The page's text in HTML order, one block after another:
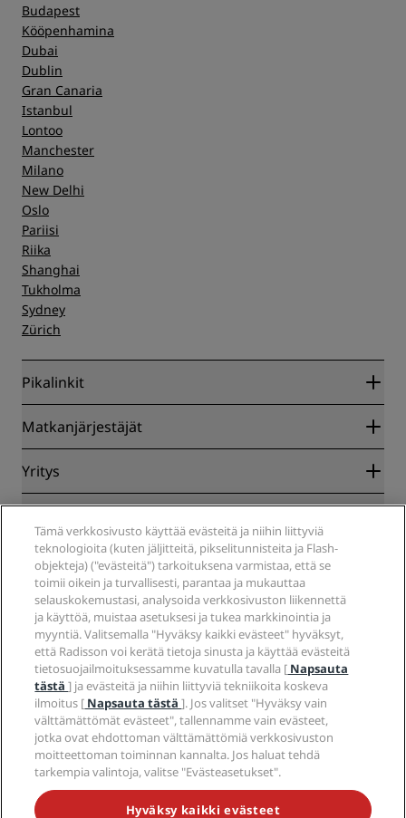
Budapest
Kööpenhamina
Dubai
Dublin
Gran Canaria
Istanbul
Lontoo
Manchester
Milano
New Delhi
Oslo
Pariisi
Riika
Shanghai
Tukholma
Sydney
Zürich
Pikalinkit
Radisson Rewards
Blog
Kohteet
Tulevat hotellit
Radisson Hotels -sovellus
Sports Approved -hotellit
Perheystävälliset hotellit
Terveys ja turvallisuus
Matkanjärjestäjät
Yhteistyökumppanit
Yritys
Radisson Hotel Group
Media
Työpaikat RHG
Työpaikat PPHE
Työpaikat EHL
The Club by RHG
Kehitysmahdollisuudet
Vastuullinen liiketoiminta
Hankinta
Tietosuojakeskus
Oikeudellinen huomautus
Radisson Rewards -ehdot
Sivuston käyttösopimus
Digitaalinen saavutettavuus
Nykyajan orjuutta koskeva lausunto
Ohje
Kuluttajailmoitukset
Ota yhteyttä
Usein kysytyt kysymykset
Sivustokartta
Sosiaalinen media
Radisson Hotels -brändit
ÄLÄ JÄÄ PAITSI PARHAISTA TARJOUKSISTAMME
Tämä verkkosivusto käyttää evästeitä ja niihin liittyviä
teknologioita (kuten jäljitteitä, pikselitunnisteita ja Flash-
objekteja) ("evästeitä") tarkoituksena varmistaa, että se
toimii oikein ja turvallisesti, parantaa ja mukauttaa
selauskokemustasi, analysoida verkkosivuston liikennettä
ja käyttöä, muistaa asetuksesi ja tukea markkinointia ja
myyntiä. Valitsemalla "Hyväksy kaikki evästeet" hyväksyt,
että Radisson voi kerätä tietoja sinusta ja käyttää evästeitä
tietosuojailmoituksessamme kuvatulla tavalla [ Napsauta
tästä] ja evästeitä ja niihin liittyviä tekniikoita koskeva
ilmoitus [ Napsauta tästä]. Jos valitset "Hyväksy vain
välttämättömät evästeet", tallennamme vain evästeet,
jotka ovat ehdottoman välttämättömiä verkkosivuston
moitteettoman toiminnan kannalta. Jos haluat tehdä
tarkempia valintoja, valitse "Evästeasetukset".
Hyväksy kaikki evästeet